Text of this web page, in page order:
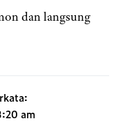
dan langsung
am